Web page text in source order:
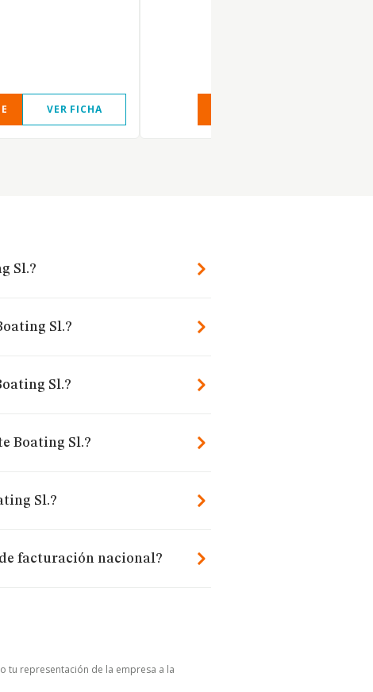
VER FICHA
Sl.?
Sl.?
Sl.?
Boating Sl.?
Sl.?
facturación nacional?
tu representación de la empresa a la